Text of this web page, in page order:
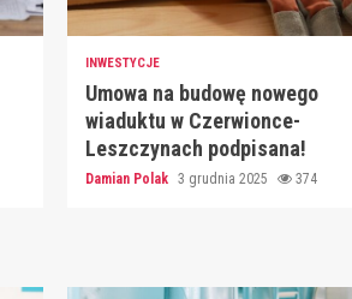
INWESTYCJE
Umowa na budowę nowego
wiaduktu w Czerwionce-
Leszczynach podpisana!
Damian Polak 3 grudnia 2025 374